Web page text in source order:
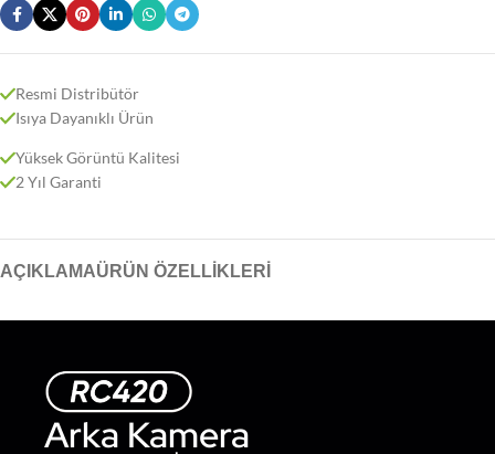
Resmi Distribütör
Isıya Dayanıklı Ürün
Yüksek Görüntü Kalitesi
2 Yıl Garanti
AÇIKLAMAÜRÜN ÖZELLIKLERI
Arka Kamera